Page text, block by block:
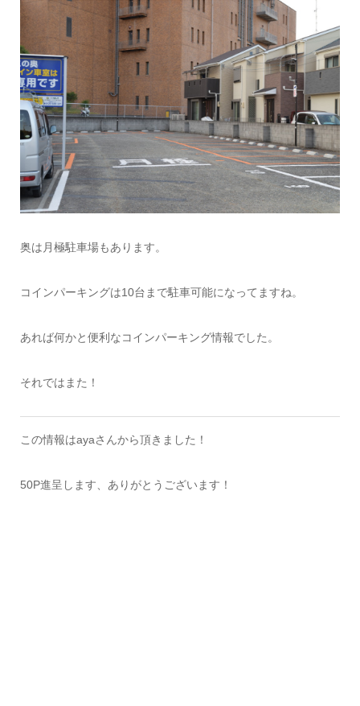
奥は月極駐車場もあります。
コインパーキングは10台まで駐車可能になってますね。
あれば何かと便利なコインパーキング情報でした。
それではまた！
この情報はayaさんから頂きました！
50P進呈します、ありがとうございます！